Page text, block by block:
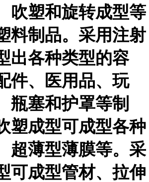
吹塑和旋转成型等
料制品。采用注射
出各种类型的容
件、医用品、玩
瓶塞和护罩等制
塑成型可成型各种
超薄型薄膜等。采
可成型管材、拉伸